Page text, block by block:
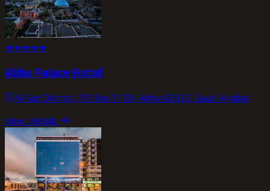
★★★★★
Abha Palace Hotel
Al Sad District, PO Box 1100, Abha 62512, Saudi Arabia
view_details